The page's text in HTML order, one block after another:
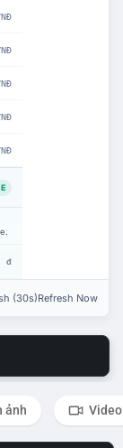
đ
(30s)Refresh Now
ảnh Video